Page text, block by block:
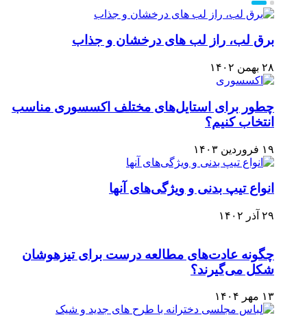
برق لب، راز لب های درخشان و جذاب
۲۸ بهمن ۱۴۰۲
چطور برای استایل‌های مختلف اکسسوری مناسب
انتخاب کنیم؟
۱۹ فروردین ۱۴۰۳
انواع تیپ بدنی و ویژگی‌های آنها
۲۹ آذر ۱۴۰۲
چگونه عادت‌های مطالعه درست برای تیزهوشان
شکل می‌گیرند؟
۱۳ مهر ۱۴۰۴